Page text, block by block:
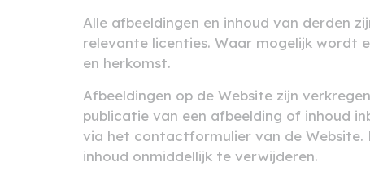
Alle afbeeldingen en inhoud van derden
relevante licenties. Waar mogelijk wordt
en herkomst.
Afbeeldingen op de Website zijn
publicatie van een afbeelding of inhoud
via het contactformulier van de Website.
inhoud onmiddellijk te verwijderen.